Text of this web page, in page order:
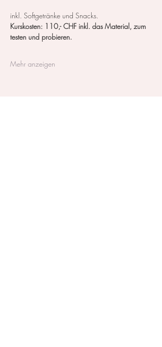
​inkl. Softgetränke und Snacks.
Kurskosten: 110,- CHF inkl. das Material, zum
testen und probieren.
Mehr anzeigen